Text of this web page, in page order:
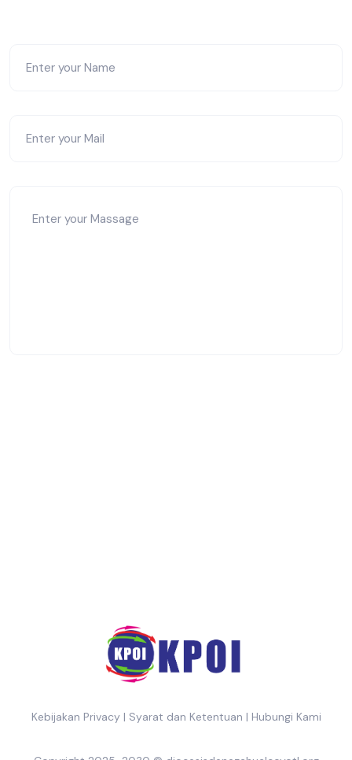
Kebijakan Privacy| Syarat dan Ketentuan | Hubungi Kami